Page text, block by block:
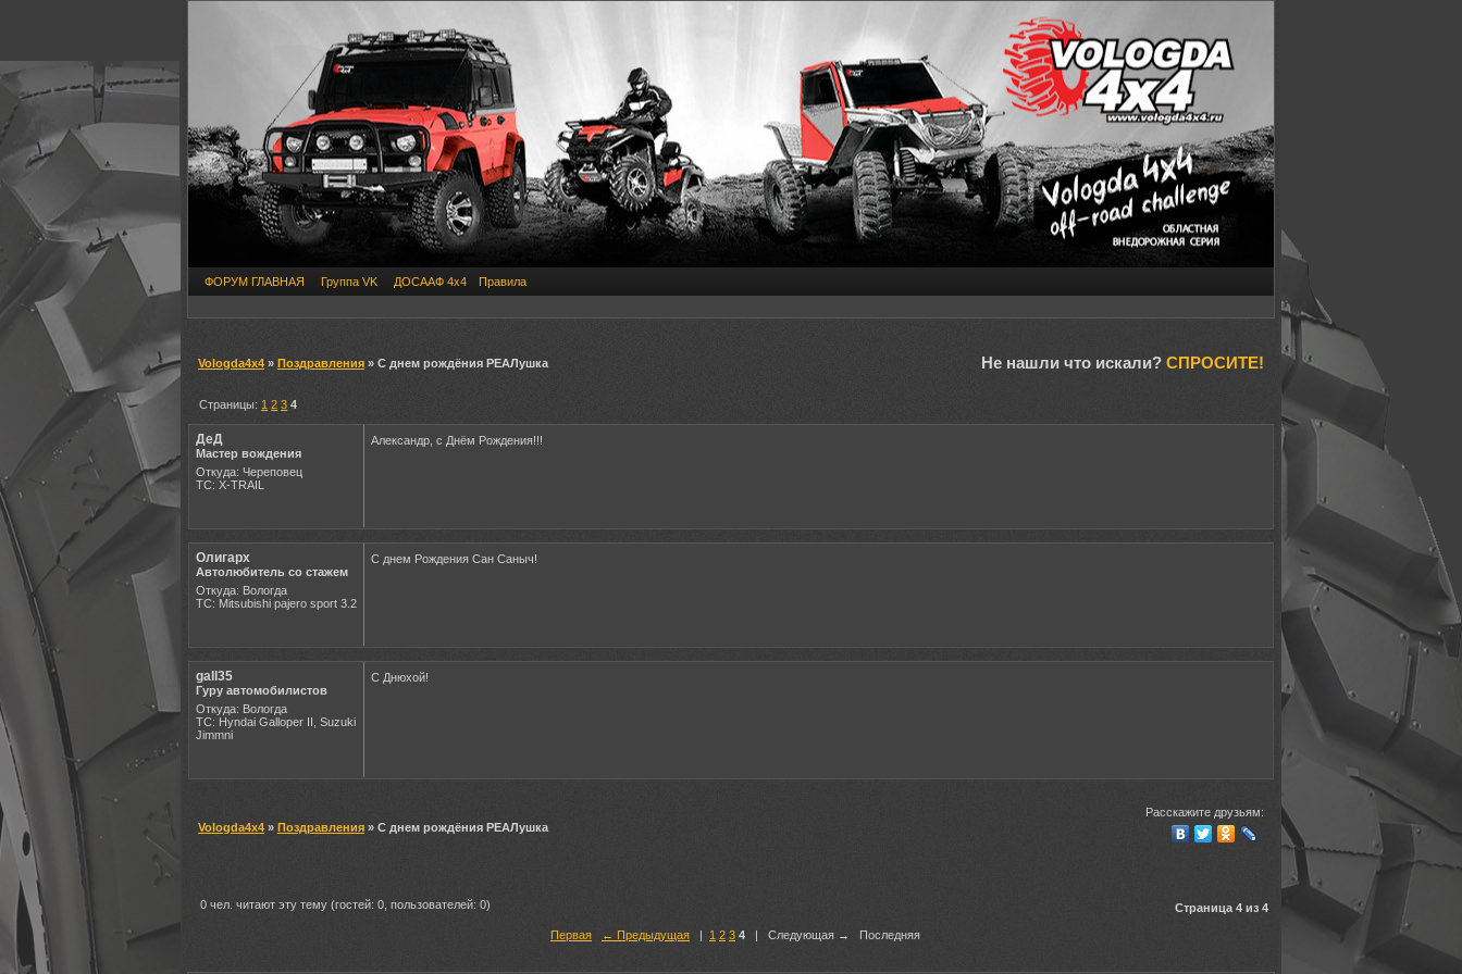
ФОРУМ ГЛАВНАЯ Группа VK ДОСААФ 4х4 Правила
Vologda4x4 » Поздравления » С днем рождёния РЕАЛушка Не нашли что искали? СПРОСИТЕ!
Страницы: 1 2 3 4
ДеД
Мастер вождения
Откуда: Череповец
ТС: X-TRAIL
Александр, с Днём Рождения!!!
Олигарх
Автолюбитель со стажем
Откуда: Вологда
ТС: Mitsubishi pajero sport 3.2
С днем Рождения Сан Саныч!
gall35
Гуру автомобилистов
Откуда: Вологда
ТС: Hyndai Galloper II, Suzuki
Jimmni
С Днюхой!
Vologda4x4 » Поздравления » С днем рождёния РЕАЛушка
Расскажите друзьям:
Страница 4 из 4
0 чел. читают эту тему (гостей: 0, пользователей: 0)
Первая ← Предыдущая | 1 2 3 4 | Следующая → Последняя